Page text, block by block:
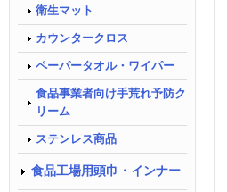
衛生マット
カウンタークロス
ペーパータオル・ワイパー
食品事業者向け手荒れ予防ク
リーム
ステンレス商品
食品工場用頭巾・インナー